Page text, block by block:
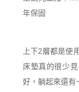
上下2層都是使
床墊真的很少
好，躺起來還有